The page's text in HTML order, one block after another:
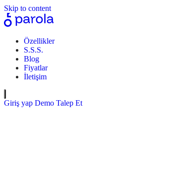
Skip to content
Özellikler
S.S.S.
Blog
Fiyatlar
İletişim
Giriş yap Demo Talep Et